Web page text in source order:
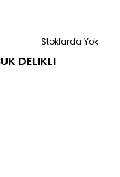
Stoklarda Yok
DELIKLI